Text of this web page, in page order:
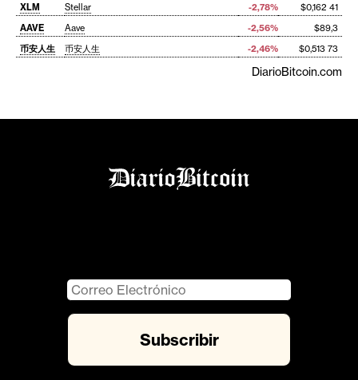
XLM
Stellar -2,78%
$0,162 41
AAVE
Aave -2,56%
$89,3
币安人生
币安人生 -2,46% $0,513 73
DiarioBitcoin.com